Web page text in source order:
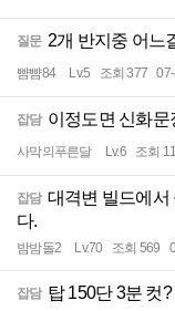
질문 2개 반지중 어느
뺨뺨84 Lv.5 조회 377
잡담 이정도면 신화
사막의푸른달 Lv.6 조회
잡담 대격변 빌드에서
다.
밤밤돌2 Lv.70 조회 569
잡담 탑 150단 3분 컷